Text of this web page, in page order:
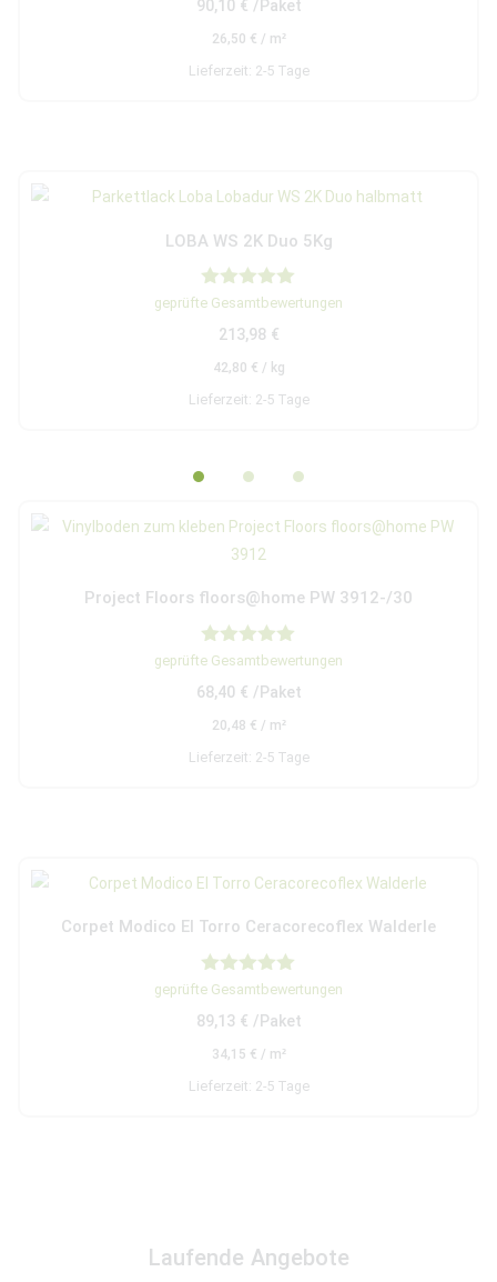
von 5
90,10 € /Paket
26,50 € / m²
Lieferzeit: 2-5 Tage
LOBA WS 2K Duo 5Kg
Bewertet mit
von 5
geprüfte Gesamtbewertungen
213,98 €
42,80 € / kg
Lieferzeit: 2-5 Tage
Project Floors floors@home PW 3912-/30
Bewertet mit
von 5
geprüfte Gesamtbewertungen
68,40 € /Paket
20,48 € / m²
Lieferzeit: 2-5 Tage
Corpet Modico El Torro Ceracorecoflex Walderle
Bewertet mit
von 5
geprüfte Gesamtbewertungen
89,13 € /Paket
34,15 € / m²
Lieferzeit: 2-5 Tage
Laufende Angebote